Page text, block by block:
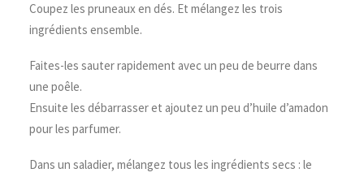
Coupez les pruneaux en dés. Et mélangez les trois
ingrédients ensemble.
Faites-les sauter rapidement avec un peu de beurre dans
une poêle.
Ensuite les débarrasser et ajoutez un peu d’huile d’amadon
pour les parfumer.
Dans un saladier, mélangez tous les ingrédients secs : le